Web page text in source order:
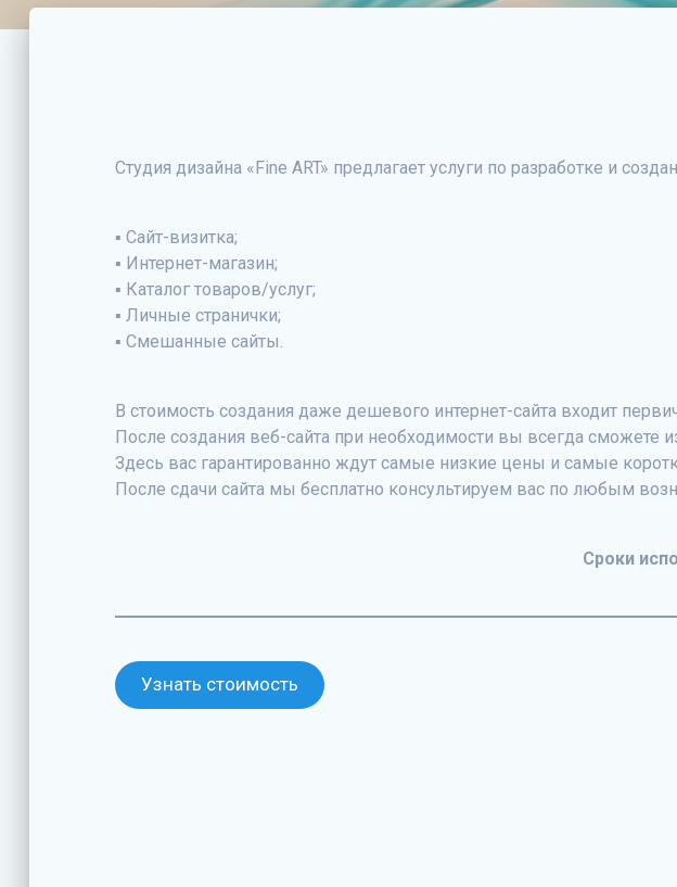
Студия дизайна «Fine ART» предлагает услуги по разработке и
▪ Сайт-визитка;
▪ Интернет-магазин;
▪ Каталог товаров/услуг;
▪ Личные странички;
▪ Смешанные сайты.
В стоимость создания даже дешевого интернет-сайта входит
После создания веб-сайта при необходимости вы всегда
Здесь вас гарантированно ждут самые низкие цены и самые
После сдачи сайта мы бесплатно консультируем вас по любым
Сроки
Узнать стоимость